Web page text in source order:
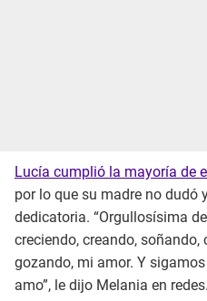
Lucía cumplió la mayoría de
por lo que su madre no dudó
dedicatoria. “Orgullosísima
creciendo, creando,
gozando, mi amor. Y
amo”, le dijo Melania en redes.